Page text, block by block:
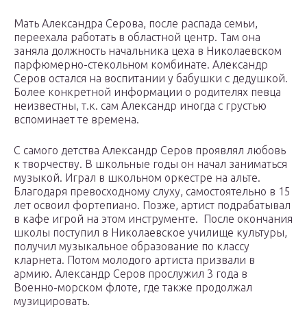
Мать Александра Серова, после распада семьи,
переехала работать в областной центр. Там она
заняла должность начальника цеха в Николаевском
парфюмерно-стекольном комбинате. Александр
Серов остался на воспитании у бабушки с дедушкой.
Более конкретной информации о родителях певца
неизвестны, т.к. сам Александр иногда с грустью
вспоминает те времена.
С самого детства Александр Серов проявлял любовь
к творчеству. В школьные годы он начал заниматься
музыкой. Играл в школьном оркестре на альте.
Благодаря превосходному слуху, самостоятельно в 15
лет освоил фортепиано. Позже, артист подрабатывал
в кафе игрой на этом инструменте. После окончания
школы поступил в Николаевское училище культуры,
получил музыкальное образование по классу
кларнета. Потом молодого артиста призвали в
армию. Александр Серов прослужил 3 года в
Военно-морском флоте, где также продолжал
музицировать.